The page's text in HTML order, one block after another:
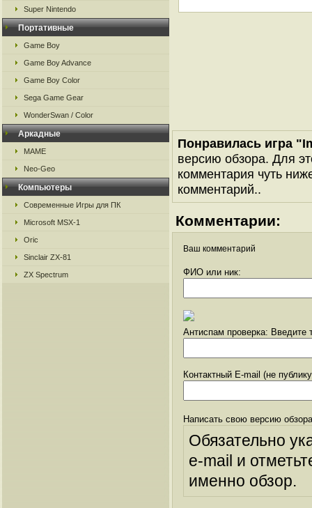
Super Nintendo
Портативные
Game Boy
Game Boy Advance
Game Boy Color
Sega Game Gear
WonderSwan / Color
Аркадные
MAME
Neo-Geo
Компьютеры
Современные Игры для ПК
Microsoft MSX-1
Oric
Sinclair ZX-81
ZX Spectrum
Понравилась игра
версию обзора. Для
комментария чуть
комментарий..
Комментарии:
Ваш комментарий
ФИО или ник:
Антиспам проверка: Введите
Контактный E-mail (не
Написать свою версию
Обязательно
e-mail и
именно обзор.